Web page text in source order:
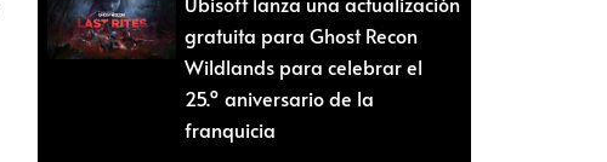
gratuita para Ghost Recon
Wildlands para celebrar el
25.º aniversario de la
franquicia